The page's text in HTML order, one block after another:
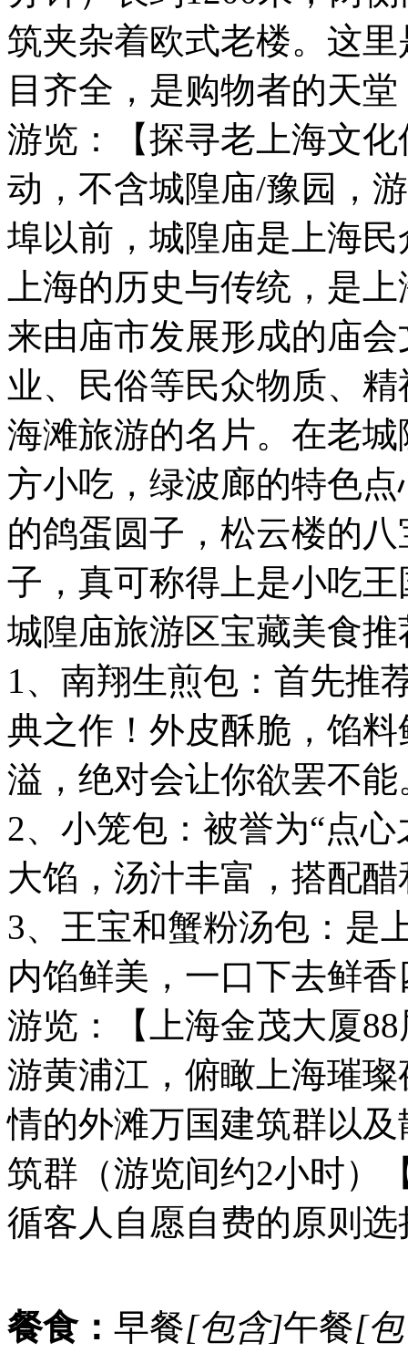
筑夹杂着欧式老楼。这
目齐全，是购物者的天堂
游览：【探寻老上海文
动，不含城隍庙/豫园，
埠以前，城隍庙是上海
上海的历史与传统，是
来由庙市发展形成的庙
业、民俗等民众物质、
海滩旅游的名片。在老
方小吃，绿波廊的特色
的鸽蛋圆子，松云楼的
子，真可称得上是小吃
城隍庙旅游区宝藏美食推
1、南翔生煎包：首先推
典之作！外皮酥脆，馅
溢，绝对会让你欲罢不能
2、小笼包：被誉为“点
大馅，汤汁丰富，搭配
3、王宝和蟹粉汤包：是
内馅鲜美，一口下去鲜
游览：【上海金茂大厦
游黄浦江，俯瞰上海璀
情的外滩万国建筑群以
筑群（游览间约2小时）
循客人自愿自费的原则
餐食： 早餐[包含]午餐[